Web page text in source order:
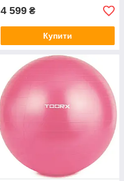
4 599 ₴
Купити